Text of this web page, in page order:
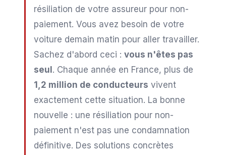
résiliation de votre assureur pour non-
paiement. Vous avez besoin de votre
voiture demain matin pour aller travailler.
Sachez d'abord ceci : vous n'êtes pas
seul . Chaque année en France, plus de
1,2 million de conducteurs vivent
exactement cette situation. La bonne
nouvelle : une résiliation pour non-
paiement n'est pas une condamnation
définitive. Des solutions concrètes